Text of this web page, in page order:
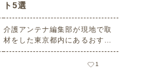
ト5選
介護アンテナ編集部が現地で取
材をした東京都内にあるおすす
めの梅の名所を５選紹介しま
す。見どころはもちろんのこと
1